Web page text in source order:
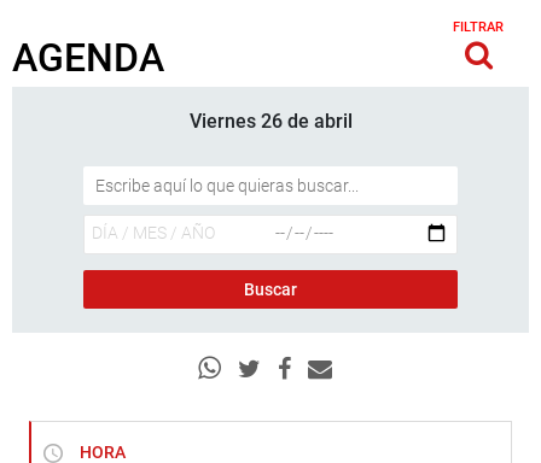
AGENDA
FILTRAR
Viernes 26 de abril
HORA